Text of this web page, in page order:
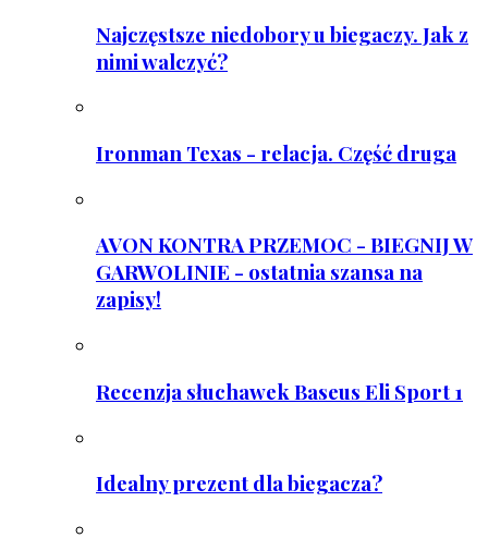
Najczęstsze niedobory u biegaczy. Jak z
nimi walczyć?
Ironman Texas - relacja. Część druga
AVON KONTRA PRZEMOC - BIEGNIJ W
GARWOLINIE - ostatnia szansa na
zapisy!
Recenzja słuchawek Baseus Eli Sport 1
Idealny prezent dla biegacza?